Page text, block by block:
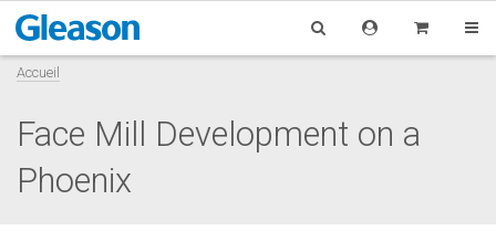
Accueil
Face Mill Development on a
Phoenix